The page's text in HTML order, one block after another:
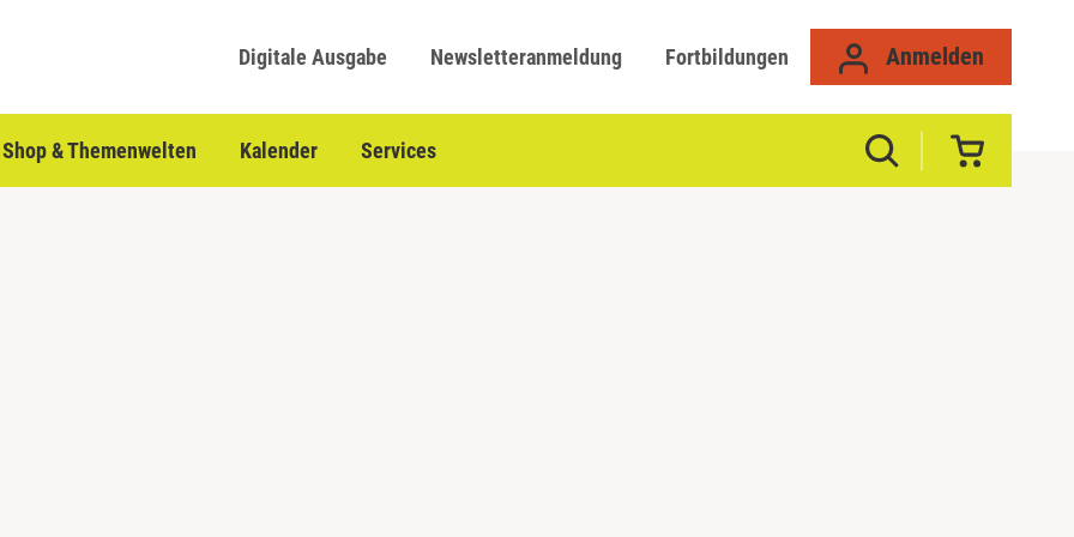
Digitale Ausgabe Newsletteranmeldung Fortbildungen Anmelden
Shop & Themenwelten Kalender Services